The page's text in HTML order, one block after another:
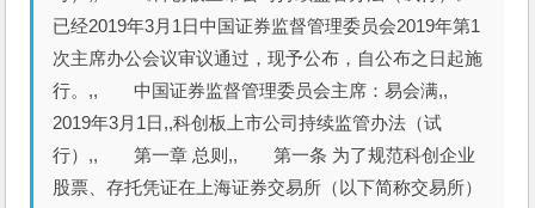
已经2019年3月1日中国证券监督管理委员会2019年第1
次主席办公会议审议通过，现予公布，自公布之日起施
行。,, 中国证券监督管理委员会主席：易会满,,
2019年3月1日,,科创板上市公司持续监管办法（试
行）,, 第一章 总则,, 第一条 为了规范科创企业
股票、存托凭证在上海证券交易所（以下简称交易所）